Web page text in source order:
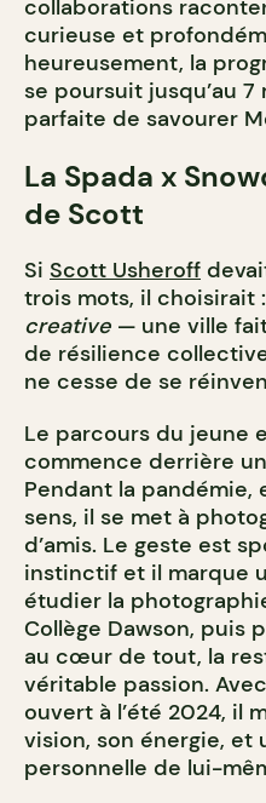
collaborations
curieuse et
heureusement, la
se poursuit jusqu’au
parfaite de savourer
La Spada x
de Scott
Si Scott Usheroff
trois mots, il choisirait :
creative — une ville
de résilience
ne cesse de se
Le parcours du jeune
commence derrière
Pendant la pandémie,
sens, il se met à
d’amis. Le geste est
instinctif et il marque
étudier la
Collège Dawson, puis
au cœur de tout, la
véritable passion.
ouvert à l’été 2024, il
vision, son énergie,
personnelle de lui-